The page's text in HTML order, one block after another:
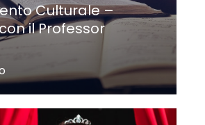
Culturale –
il Professor